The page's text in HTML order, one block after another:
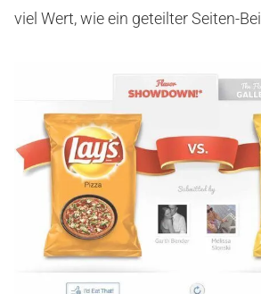
viel Wert, wie ein geteilter Seiten-